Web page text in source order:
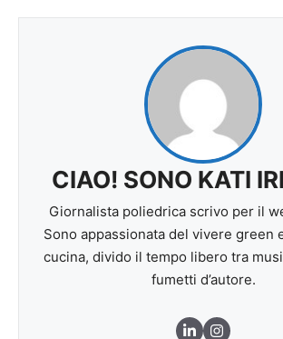
CIAO! SONO KATI
Giornalista poliedrica scrivo per il
Sono appassionata del vivere green
cucina, divido il tempo libero tra
fumetti d’autore.